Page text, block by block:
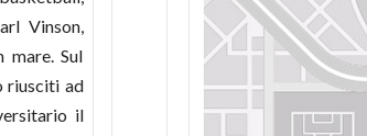
Vinson,
mare. Sul
riusciti ad
il